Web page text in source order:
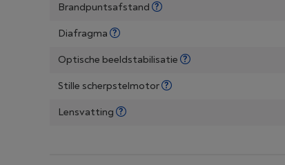
Brandpuntsafstand
Diafragma
Optische beeldstabilisatie
Stille scherpstelmotor
Lensvatting